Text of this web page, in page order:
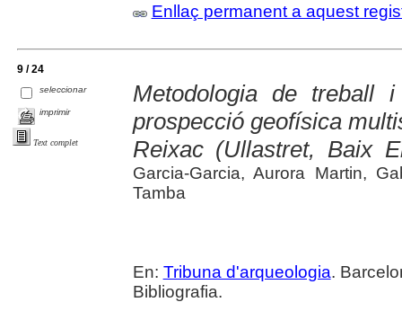
Enllaç permanent a aquest
9 / 24
seleccionar
imprimir
Text complet
Metodologia de treball
prospecció geofísica
Reixac (Ullastret, Baix
Garcia-Garcia, Aurora Martin,
Tamba
En: Tribuna d'arqueologia.
Bibliografia.